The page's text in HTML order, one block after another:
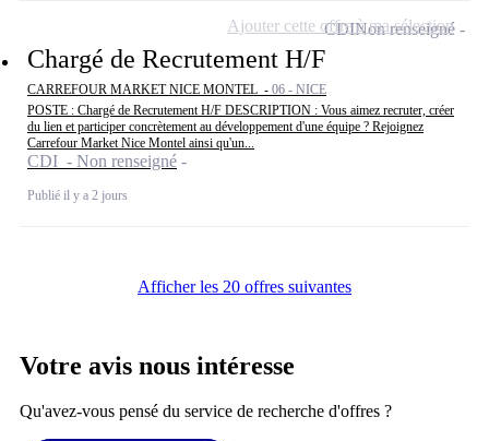
Chargé de Recrutement H/F
CARREFOUR MARKET NICE MONTEL - 06 - NICE
POSTE : Chargé de Recrutement H/F DESCRIPTION : Vous aimez recruter, créer
du lien et participer concrètement au développement d'une équipe ? Rejoignez
Carrefour Market Nice Montel ainsi qu'un...
CDI - Non renseigné
Publié il y a 2 jours
CDINon renseigné
Ajouter cette offre à ma sélection
Afficher les 20 offres suivantes
Votre avis nous intéresse
Qu'avez-vous pensé du service de recherche d'offres ?